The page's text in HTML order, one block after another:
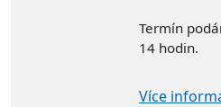
Termín
14 hodin.
Více